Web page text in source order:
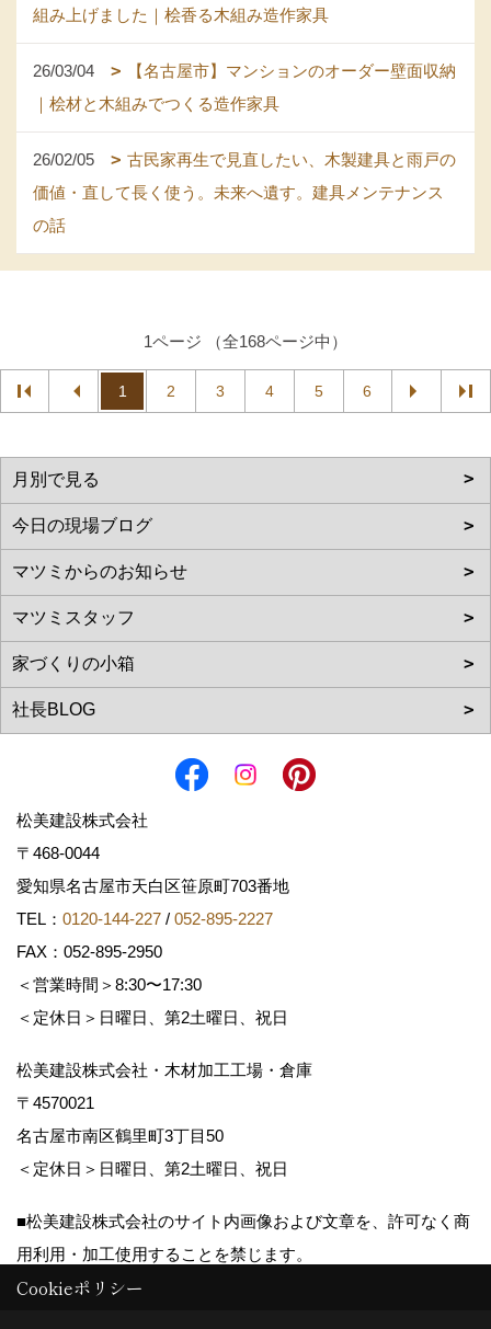
組み上げました｜桧香る木組み造作家具
26/03/04
【名古屋市】マンションのオーダー壁面収納
｜桧材と木組みでつくる造作家具
26/02/05
古民家再生で見直したい、木製建具と雨戸の
価値・直して長く使う。未来へ遺す。建具メンテナンス
の話
1ページ （全168ページ中）
1 2 3 4 5 6
松美建設株式会社
〒468-0044
愛知県名古屋市天白区笹原町703番地
TEL： 0120-144-227 / 052-895-2227
FAX：052-895-2950
＜営業時間＞8:30〜17:30
＜定休日＞日曜日、第2土曜日、祝日
松美建設株式会社・木材加工工場・倉庫
〒4570021
名古屋市南区鶴里町3丁目50
＜定休日＞日曜日、第2土曜日、祝日
■松美建設株式会社のサイト内画像および文章を、許可なく商
用利用・加工使用することを禁じます。
Cookieポリシー